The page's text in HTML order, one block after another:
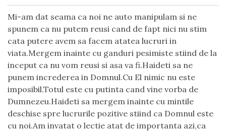
Mi-am dat seama ca noi ne auto manipulam si ne
spunem ca nu putem reusi cand de fapt nici nu stim
cata putere avem sa facem atatea lucruri in
viata.Mergem inainte cu ganduri pesimiste stiind de la
inceput ca nu vom reusi si asa va fi.Haideti sa ne
punem increderea in Domnul.Cu El nimic nu este
imposibil.Totul este cu putinta cand vine vorba de
Dumnezeu.Haideti sa mergem inainte cu mintile
deschise spre lucrurile pozitive stiind ca Domnul este
cu noi.Am invatat o lectie atat de importanta azi,ca